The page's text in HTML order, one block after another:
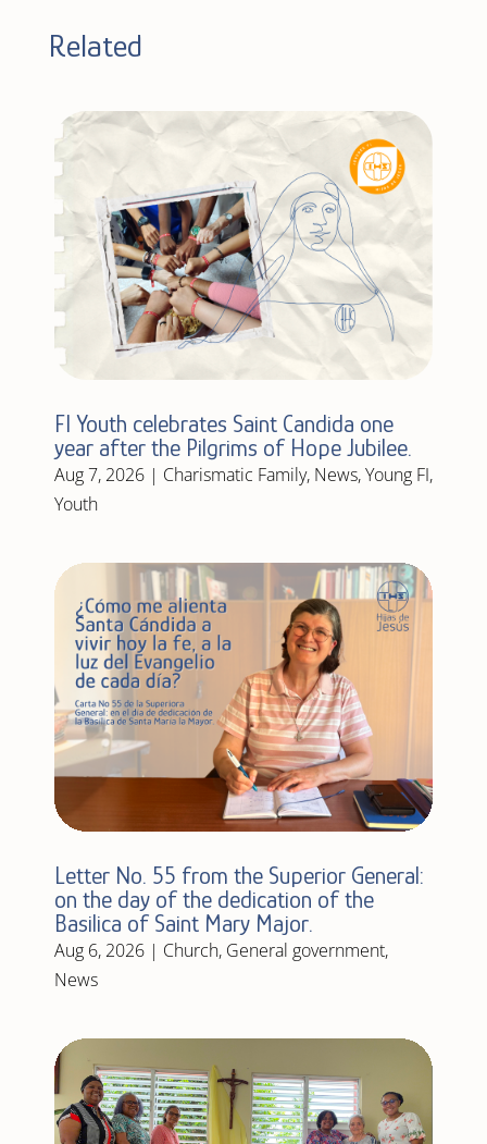
Related
FI Youth celebrates Saint Candida one
year after the Pilgrims of Hope Jubilee.
Aug 7, 2026| Charismatic Family, News,Young FI,
Youth
Letter No. 55 from the Superior General:
on the day of the dedication of the
Basilica of Saint Mary Major.
Aug 6, 2026| Church, General government,
News